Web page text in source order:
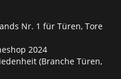
Nr. 1 für Türen, Tore
2024
(Branche Türen,